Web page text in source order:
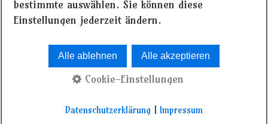
bestimmte auswählen. Sie können diese
Einstellungen jederzeit ändern.
Alle ablehnen Alle akzeptieren
Cookie-Einstellungen
Datenschutzerklärung Impressum